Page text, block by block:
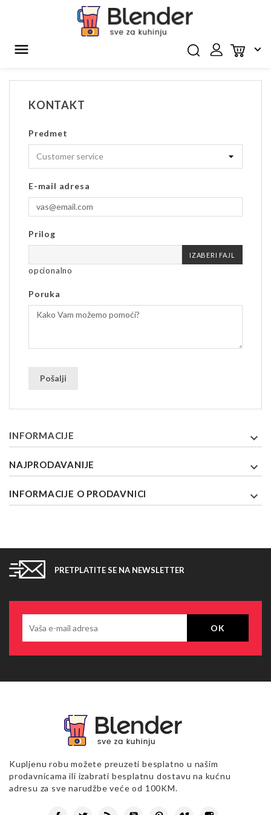
 
KONTAKT
Predmet
E-mail adresa
Prilog
IZABERI FAJL
opcionalno
Poruka
INFORMACIJE 
NAJPRODAVANIJE 
INFORMACIJE O PRODAVNICI 
PRETPLATITE SE NA NEWSLETTER
Kupljenu robu možete preuzeti besplatno u našim
prodavnicama ili izabrati besplatnu dostavu na kućnu
adresu za sve narudžbe veće od 100KM.
FacebookTwitter Rss YouTubePinterest
Vimeo